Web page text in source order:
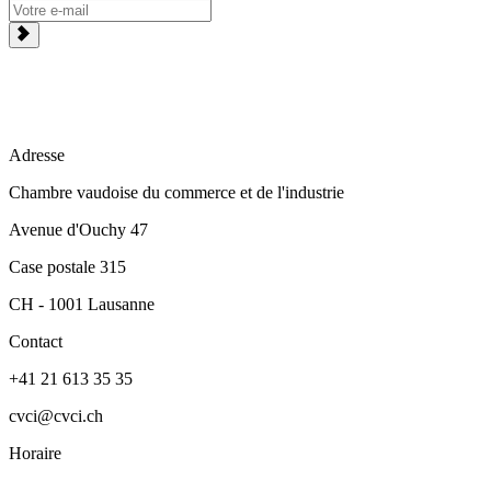
Adresse
Chambre vaudoise du commerce et de l'industrie
Avenue d'Ouchy 47
Case postale 315
CH - 1001 Lausanne
Contact
+41 21 613 35 35
cvci@cvci.ch
Horaire